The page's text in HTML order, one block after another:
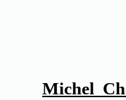
Michel